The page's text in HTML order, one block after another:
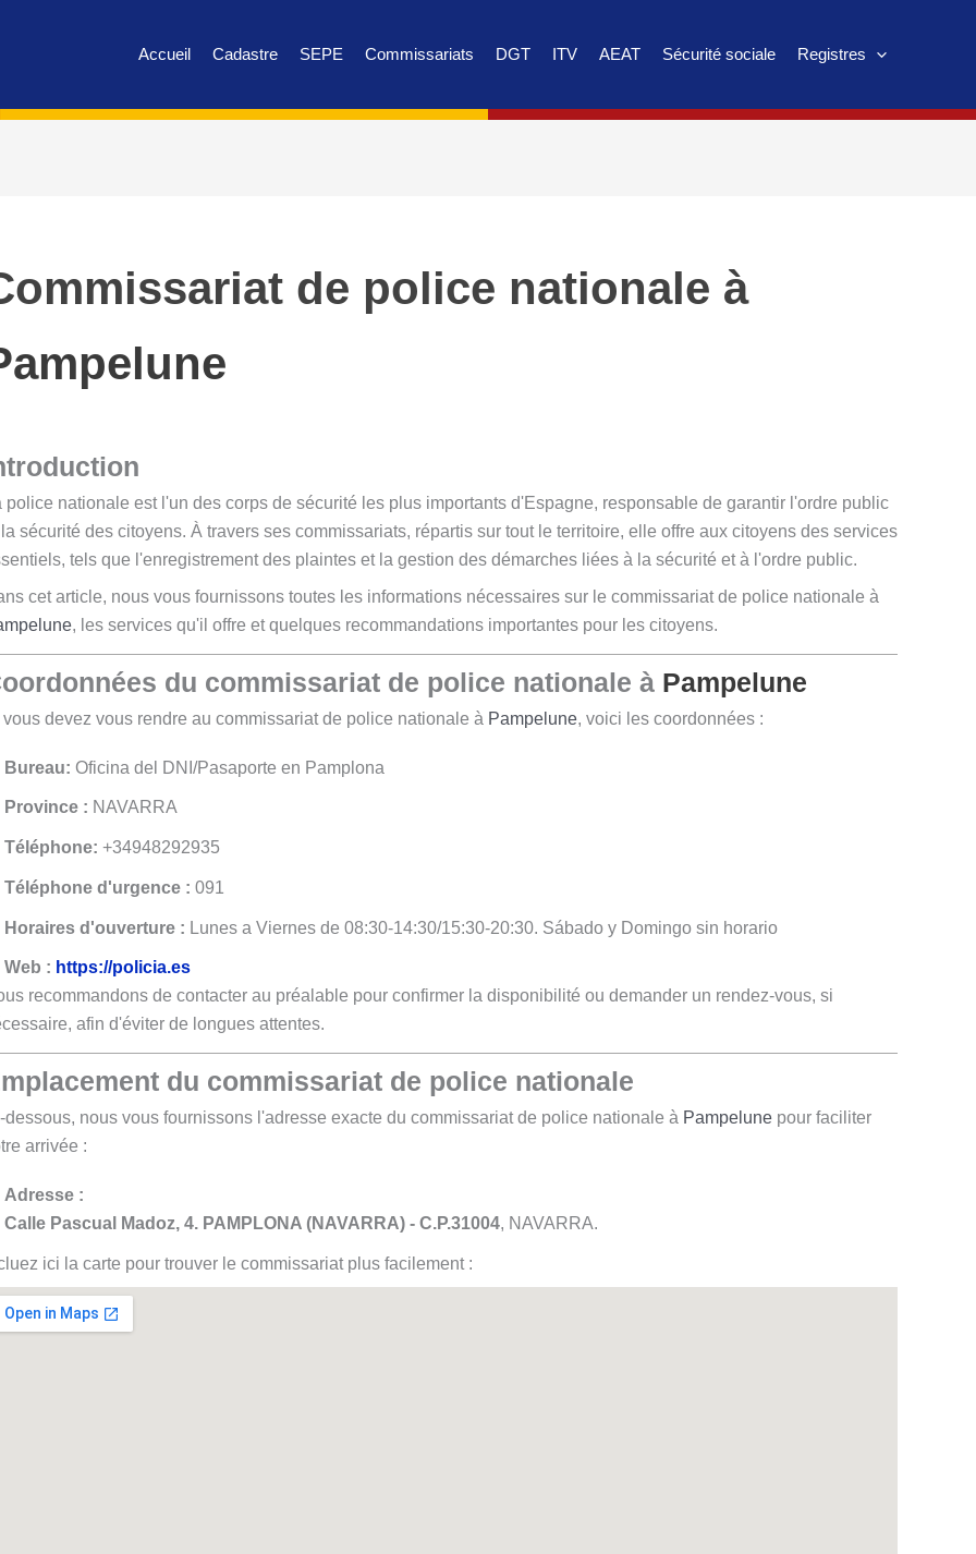
Accueil Cadastre SEPE Commissariats DGT ITV AEAT Sécurité sociale Registres
de police nationale à
police nationale est l'un des corps de sécurité les plus importants d'Espagne, responsable de garantir l'ordre public
sécurité des citoyens. À travers ses commissariats, répartis sur tout le territoire, elle offre aux citoyens des services
tels que l'enregistrement des plaintes et la gestion des démarches liées à la sécurité et à l'ordre public.
cet article, nous vous fournissons toutes les informations nécessaires sur le commissariat de police nationale à
, les services qu'il offre et quelques recommandations importantes pour les citoyens.
du commissariat de police nationale à Pampelune
vous devez vous rendre au commissariat de police nationale à Pampelune, voici les coordonnées :
Bureau: Oficina del DNI/Pasaporte en Pamplona
Province : NAVARRA
Téléphone: +34948292935
Téléphone d'urgence : 091
Horaires d'ouverture : Lunes a Viernes de 08:30-14:30/15:30-20:30. Sábado y Domingo sin horario
Web : https://policia.es
recommandons de contacter au préalable pour confirmer la disponibilité ou demander un rendez-vous, si
afin d'éviter de longues attentes.
du commissariat de police nationale
dessous, nous vous fournissons l'adresse exacte du commissariat de police nationale à Pampelune pour faciliter
arrivée :
Adresse :
Calle Pascual Madoz, 4. PAMPLONA (NAVARRA) - C.P.31004, NAVARRA.
ici la carte pour trouver le commissariat plus facilement :